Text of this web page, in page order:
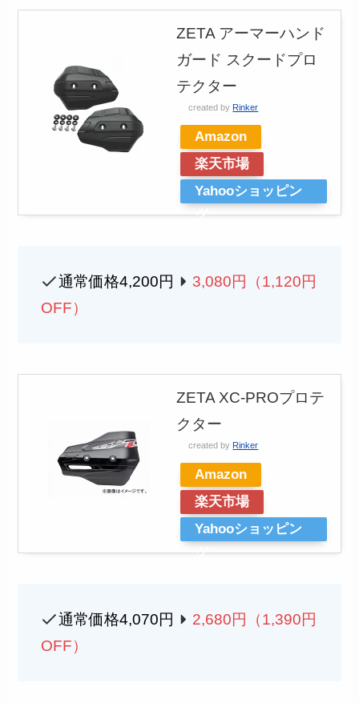
ZETA アーマーハンド
ガード スクードプロ
テクター
created by Rinker
Amazon
楽天市場
Yahooショッピン
グ
通常価格4,200円 3,080円（1,120円
OFF）
ZETA XC-PROプロテ
クター
created by Rinker
Amazon
楽天市場
Yahooショッピン
グ
通常価格4,070円 2,680円（1,390円
OFF）